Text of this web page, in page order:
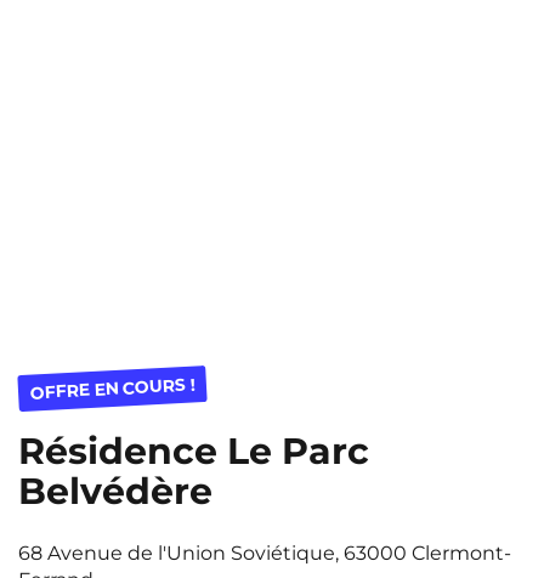
OFFRE EN COURS !
Résidence Le Parc
Belvédère
68 Avenue de l'Union Soviétique, 63000 Clermont-